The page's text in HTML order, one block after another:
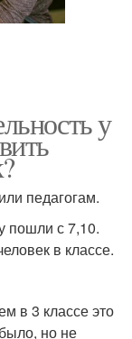
у
педагогам.
пошли с 7,10.
в классе.
в 3 классе это
но не